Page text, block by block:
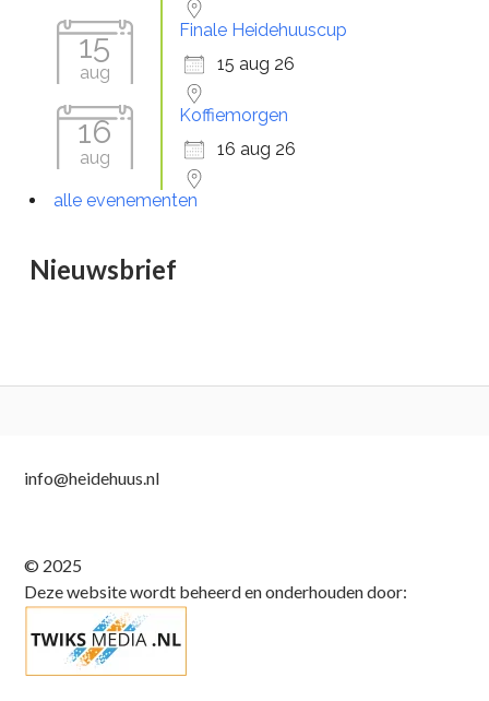
15
aug
Finale Heidehuuscup
15 aug 26
16
aug
Koffiemorgen
16 aug 26
alle evenementen
Nieuwsbrief
Subsidiary
info@heidehuus.nl
© 2025
Deze website wordt beheerd en onderhouden door: